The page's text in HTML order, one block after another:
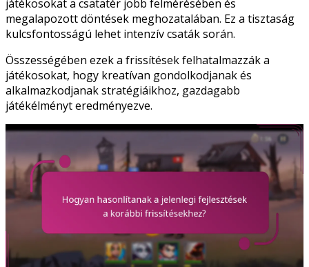
játékosokat a csatatér jobb felmérésében és
megalapozott döntések meghozatalában. Ez a tisztaság
kulcsfontosságú lehet intenzív csaták során.
Összességében ezek a frissítések felhatalmazzák a
játékosokat, hogy kreatívan gondolkodjanak és
alkalmazkodjanak stratégiáikhoz, gazdagabb
játékélményt eredményezve.